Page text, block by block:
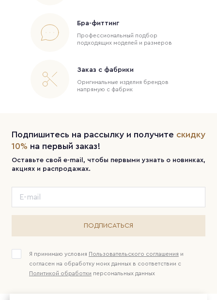
Бра-фиттинг
Профессиональный подбор
подходящих моделей и размеров
Заказ с фабрики
Оригинальные изделия брендов
напрямую с фабрик
Подпишитесь на рассылку и получите скидку
10% на первый заказ!
Оставьте свой e-mail, чтобы первыми узнать о новинках,
акциях и распродажах.
ПОДПИСАТЬСЯ
Я принимаю условия Пользовательского соглашения и
согласен на обработку моих данных в соответствии с
Политикой обработки персональных данных